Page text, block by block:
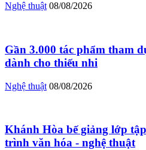
Nghệ thuật 08/08/2026
Gần 3.000 tác phẩm tham
dành cho thiếu nhi
Nghệ thuật 08/08/2026
Khánh Hòa bế giảng lớp
trình văn hóa - nghệ thuật